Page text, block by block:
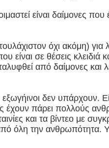
είναι δαίμονες
όχι ακόμη) για
είναι σε θέσεις κλειδιά
από δαίμονες και
δεν υπάρχουν.
πάρει πολλούς
και τα βίντεο με
όλη την ανθρωπότητα.